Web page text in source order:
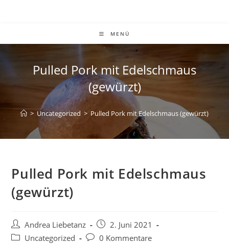
MENÜ
Pulled Pork mit Edelschmaus
(gewürzt)
> Uncategorized > Pulled Pork mit Edelschmaus (gewürzt)
Pulled Pork mit Edelschmaus
(gewürzt)
Andrea Liebetanz
2. Juni 2021
Uncategorized
0 Kommentare